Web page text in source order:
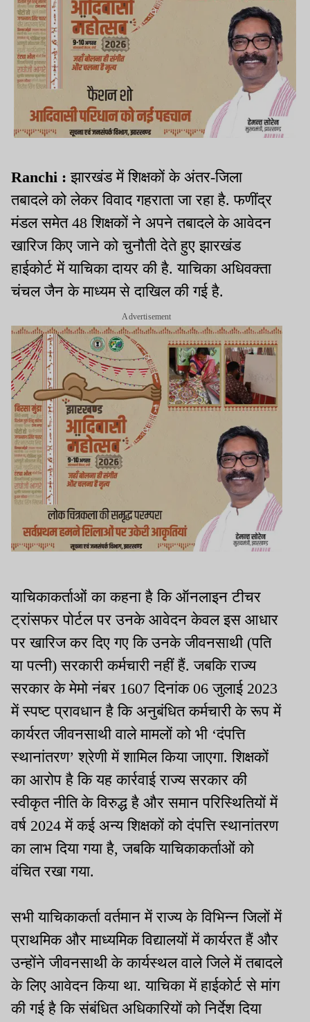
Ranchi : झारखंड में शिक्षकों के अंतर-जिला
तबादले को लेकर विवाद गहराता जा रहा है. फणींद्र
मंडल समेत 48 शिक्षकों ने अपने तबादले के आवेदन
खारिज किए जाने को चुनौती देते हुए झारखंड
हाईकोर्ट में याचिका दायर की है. याचिका अधिवक्ता
चंचल जैन के माध्यम से दाखिल की गई है.
Advertisement
याचिकाकर्ताओं का कहना है कि ऑनलाइन टीचर
ट्रांसफर पोर्टल पर उनके आवेदन केवल इस आधार
पर खारिज कर दिए गए कि उनके जीवनसाथी (पति
या पत्नी) सरकारी कर्मचारी नहीं हैं. जबकि राज्य
सरकार के मेमो नंबर 1607 दिनांक 06 जुलाई 2023
में स्पष्ट प्रावधान है कि अनुबंधित कर्मचारी के रूप में
कार्यरत जीवनसाथी वाले मामलों को भी ‘दंपत्ति
स्थानांतरण’ श्रेणी में शामिल किया जाएगा. शिक्षकों
का आरोप है कि यह कार्रवाई राज्य सरकार की
स्वीकृत नीति के विरुद्ध है और समान परिस्थितियों में
वर्ष 2024 में कई अन्य शिक्षकों को दंपत्ति स्थानांतरण
का लाभ दिया गया है, जबकि याचिकाकर्ताओं को
वंचित रखा गया.
सभी याचिकाकर्ता वर्तमान में राज्य के विभिन्न जिलों में
प्राथमिक और माध्यमिक विद्यालयों में कार्यरत हैं और
उन्होंने जीवनसाथी के कार्यस्थल वाले जिले में तबादले
के लिए आवेदन किया था. याचिका में हाईकोर्ट से मांग
की गई है कि संबंधित अधिकारियों को निर्देश दिया